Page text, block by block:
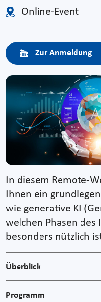
Online-Event
Zur Anmeldung
In diesem Remote-
Ihnen ein
wie generative KI
welchen Phasen des
besonders nützlich
Überblick
Programm